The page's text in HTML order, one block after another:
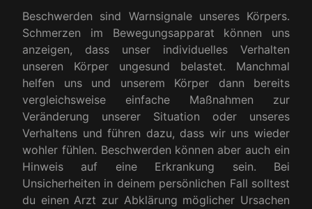
Beschwerden sind Warnsignale unseres Körpers.
Schmerzen im Bewegungsapparat können uns
anzeigen, dass unser individuelles Verhalten
unseren Körper ungesund belastet. Manchmal
helfen uns und unserem Körper dann bereits
vergleichsweise einfache Maßnahmen zur
Veränderung unserer Situation oder unseres
Verhaltens und führen dazu, dass wir uns wieder
wohler fühlen. Beschwerden können aber auch ein
Hinweis auf eine Erkrankung sein. Bei
Unsicherheiten in deinem persönlichen Fall solltest
du einen Arzt zur Abklärung möglicher Ursachen